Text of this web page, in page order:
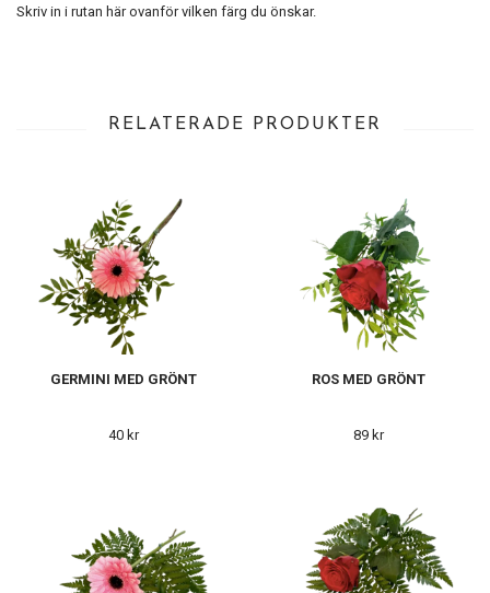
Skriv in i rutan här ovanför vilken färg du önskar.
RELATERADE PRODUKTER
GERMINI MED GRÖNT
40 kr
ROS MED GRÖNT
89 kr